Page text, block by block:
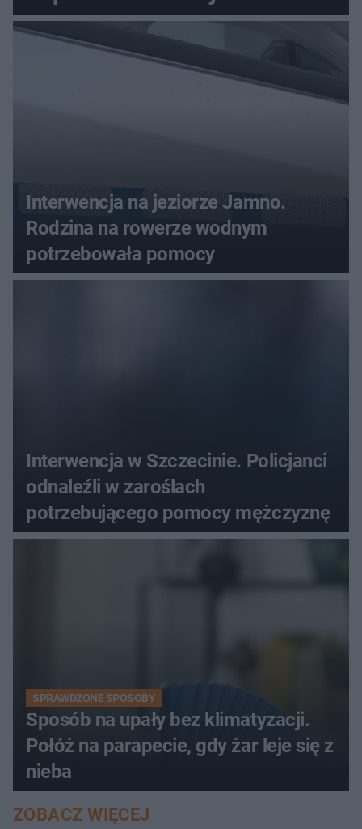
Interwencja na jeziorze Jamno.
Rodzina na rowerze wodnym
potrzebowała pomocy
Interwencja w Szczecinie. Policjanci
odnaleźli w zaroślach
potrzebującego pomocy mężczyznę
SPRAWDZONE SPOSOBY
Sposób na upały bez klimatyzacji.
Połóż na parapecie, gdy żar leje się z
nieba
ZOBACZ WIĘCEJ